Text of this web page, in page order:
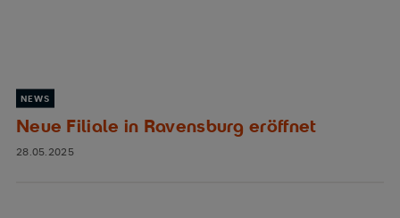
NEWS
Neue Filiale in Ravensburg eröffnet
28.05.2025